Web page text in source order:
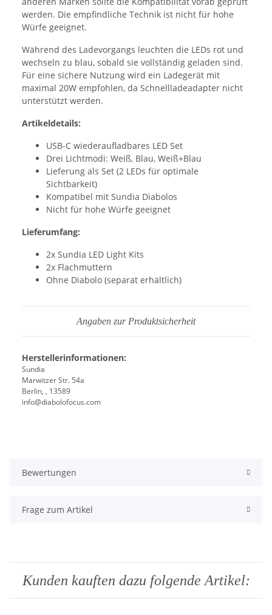
werden. Die empfindliche Technik ist nicht für hohe
Würfe geeignet.
Während des Ladevorgangs leuchten die LEDs rot und
wechseln zu blau, sobald sie vollständig geladen sind.
Für eine sichere Nutzung wird ein Ladegerät mit
maximal 20W empfohlen, da Schnellladeadapter nicht
unterstützt werden.
Artikeldetails:
USB-C wiederaufladbares LED Set
Drei Lichtmodi: Weiß, Blau, Weiß+Blau
Lieferung als Set (2 LEDs für optimale
Sichtbarkeit)
Kompatibel mit Sundia Diabolos
Nicht für hohe Würfe geeignet
Lieferumfang:
2x Sundia LED Light Kits
2x Flachmuttern
Ohne Diabolo (separat erhältlich)
Angaben zur Produktsicherheit
Herstellerinformationen:
Sundia
Marwitzer Str. 54a
Berlin, , 13589
info@diabolofocus.com
Bewertungen
Frage zum Artikel
Kunden kauften dazu folgende Artikel: